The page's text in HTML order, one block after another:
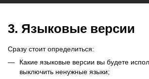
3. Языковые версии
Сразу стоит определиться:
Какие языковые версии вы будете
выключить ненужные языки;